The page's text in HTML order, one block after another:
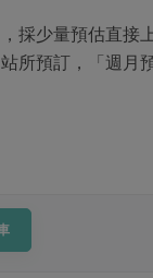
採少量預估直接
所預訂，「週月